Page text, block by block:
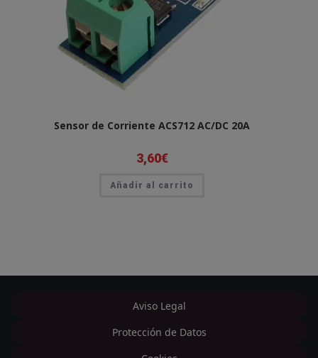
Sensor de Corriente ACS712 AC/DC 20A
3,60€
Añadir al carrito
Aviso Legal
Protección de Datos